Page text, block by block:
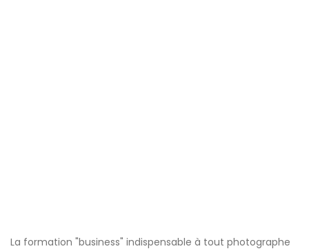
La formation "business" indispensable à tout photographe